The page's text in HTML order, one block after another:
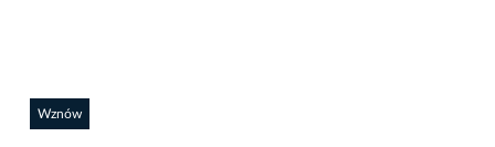
Wznów